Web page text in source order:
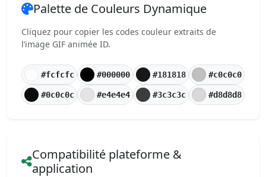
Palette de Couleurs Dynamique
Cliquez pour copier les codes couleur extraits de
l’image GIF animée ID.
#fcfcfc #000000 #181818 #c0c0c0
#0c0c0c #e4e4e4 #3c3c3c #d8d8d8
Compatibilité plateforme &
application